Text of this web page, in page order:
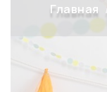
Главная